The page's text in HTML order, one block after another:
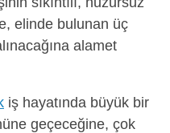
elinde bulunan üç
alamet
iş hayatında büyük bir
geçeceğine, çok